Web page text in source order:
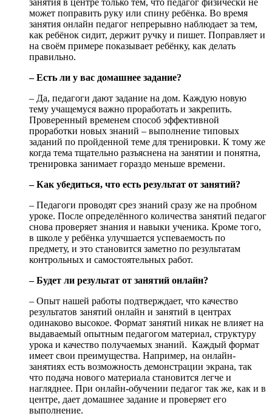
может поправить руку или спину ребёнка. Во время
занятия онлайн педагог непрерывно наблюдает за тем,
как ребёнок сидит, держит ручку и пишет. Поправляет и
на своём примере показывает ребёнку, как делать
правильно.
– Есть ли у вас домашнее задание?
– Да, педагоги дают задание на дом. Каждую новую
тему учащемуся важно проработать и закрепить.
Проверенный временем способ эффективной
проработки новых знаний – выполнение типовых
заданий по пройденной теме для тренировки. К тому же
когда тема тщательно разъяснена на занятии и понятна,
тренировка занимает гораздо меньше времени.
– Как убедиться, что есть результат от занятий?
– Педагоги проводят срез знаний сразу же на пробном
уроке. После определённого количества занятий педагог
снова проверяет знания и навыки ученика. Кроме того,
в школе у ребёнка улучшается успеваемость по
предмету, и это становится заметно по результатам
контрольных и самостоятельных работ.
– Будет ли результат от занятий онлайн?
– Опыт нашей работы подтверждает, что качество
результатов занятий онлайн и занятий в центрах
одинаково высокое. Формат занятий никак не влияет на
выдаваемый опытным педагогом материал, структуру
урока и качество получаемых знаний. Каждый формат
имеет свои преимущества. Например, на онлайн-
занятиях есть возможность демонстрации экрана, так
что подача нового материала становится легче и
нагляднее. При онлайн-обучении педагог так же, как и в
центре, дает домашнее задание и проверяет его
выполнение.